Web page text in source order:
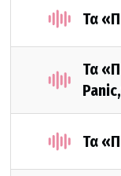
Τα
Τα
Τα